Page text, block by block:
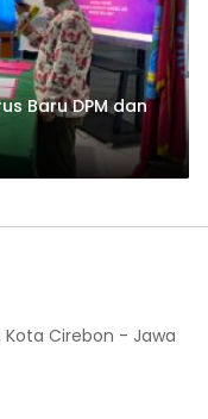
Baru DPM dan
Kota Cirebon - Jawa